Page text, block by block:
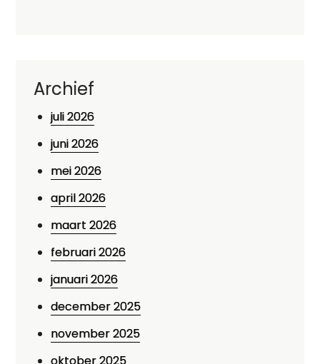
Archief
juli 2026
juni 2026
mei 2026
april 2026
maart 2026
februari 2026
januari 2026
december 2025
november 2025